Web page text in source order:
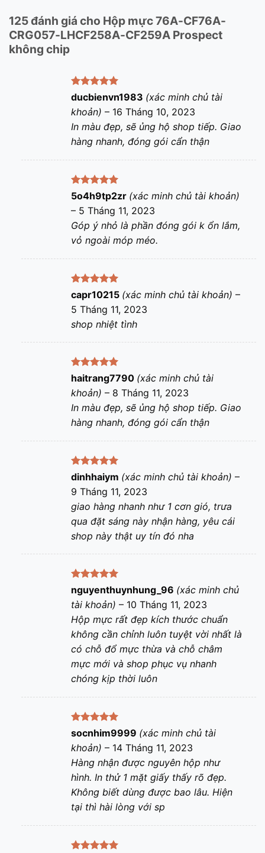
125 đánh giá cho Hộp mực 76A-CF76A-
CRG057-LHCF258A-CF259A Prospect
không chip
Được xếp
hạng
5
sao
ducbienvn1983 (xác minh chủ tài
khoản) – 16 Tháng 10, 2023
In màu đẹp, sẽ ủng hộ shop tiếp. Giao
hàng nhanh, đóng gói cẩn thận
Được xếp
hạng
5
sao
5o4h9tp2zr (xác minh chủ tài khoản)
– 5 Tháng 11, 2023
Góp ý nhỏ là phần đóng gói k ổn lắm,
vỏ ngoài móp méo.
Được xếp
hạng55
sao
capr10215 (xác minh chủ tài khoản) –
5 Tháng 11, 2023
shop nhiệt tình
Được xếp
hạng 5
5
sao
haitrang7790 (xác minh chủ tài
khoản) – 8 Tháng 11, 2023
In màu đẹp, sẽ ủng hộ shop tiếp. Giao
hàng nhanh, đóng gói cẩn thận
Được xếp
5
sao
dinhhaiym (xác minh chủ tài khoản) –
9 Tháng 11, 2023
giao hàng nhanh như 1 cơn gió, trưa
qua đặt sáng này nhận hàng, yêu cái
shop này thật uy tín đó nha
Được xếp
hạng 5
sao
nguyenthuynhung_96 (xác minh chủ
tài khoản) – 10 Tháng 11, 2023
Hộp mực rất đẹp kích thước chuẩn
không cần chỉnh luôn tuyệt vời nhất là
có chỗ đổ mực thừa và chỗ châm
mực mới và shop phục vụ nhanh
chóng kịp thời luôn
Được xếp
hạng
sao
socnhim9999 (xác minh chủ tài
khoản) – 14 Tháng 11, 2023
Hàng nhận được nguyên hộp như
hình. In thử 1 mặt giấy thấy rõ đẹp.
Không biết dùng được bao lâu. Hiện
tại thì hài lòng với sp